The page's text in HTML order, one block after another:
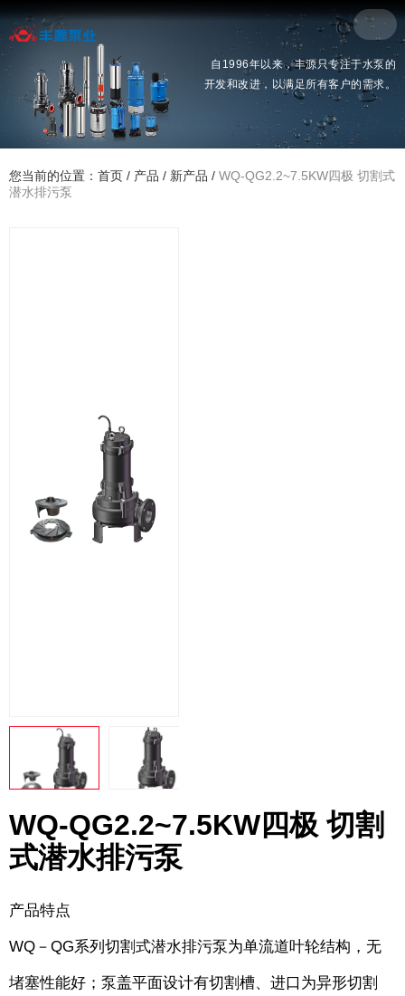
自1996年以来，丰源只专注于水泵的
开发和改进，以满足所有客户的需求。
您当前的位置：首页 / 产品 / 新产品 / WQ-QG2.2~7.5KW四极 切割式
潜水排污泵
WQ-QG2.2~7.5KW四极 切割
式潜水排污泵
产品特点
WQ－QG系列切割式潜水排污泵为单流道叶轮结构，无
堵塞性能好；泵盖平面设计有切割槽、进口为异形切割